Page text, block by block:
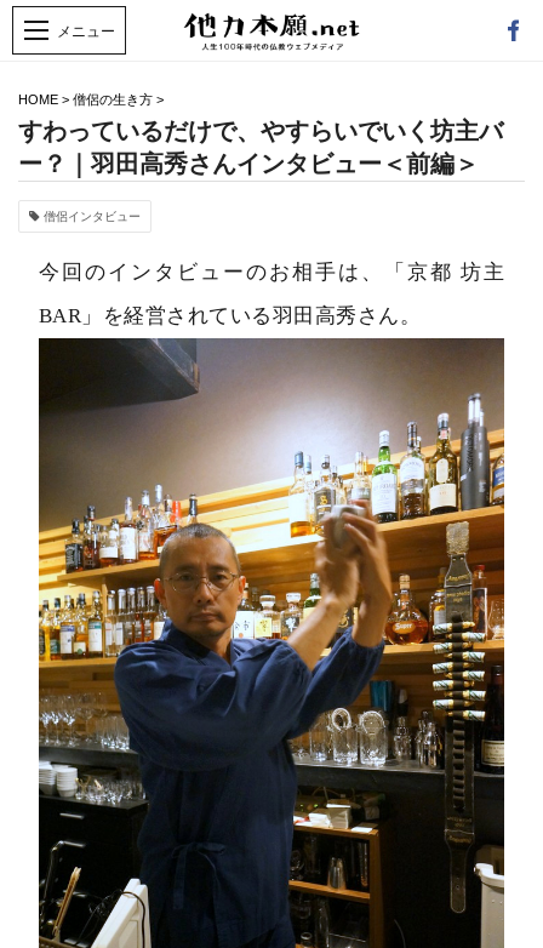
HOME > 僧侶の生き方 >
すわっているだけで、やすらいでいく坊主バ
ー？｜羽田高秀さんインタビュー＜前編＞
僧侶インタビュー
今回のインタビューのお相手は、「京都 坊主
BAR」を経営されている羽田高秀さん。